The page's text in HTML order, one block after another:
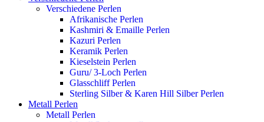
Verschiedene Perlen
Afrikanische Perlen
Kashmiri & Emaille Perlen
Kazuri Perlen
Keramik Perlen
Kieselstein Perlen
Guru/ 3-Loch Perlen
Glasschliff Perlen
Sterling Silber & Karen Hill Silber Perlen
Metall Perlen
Metall Perlen